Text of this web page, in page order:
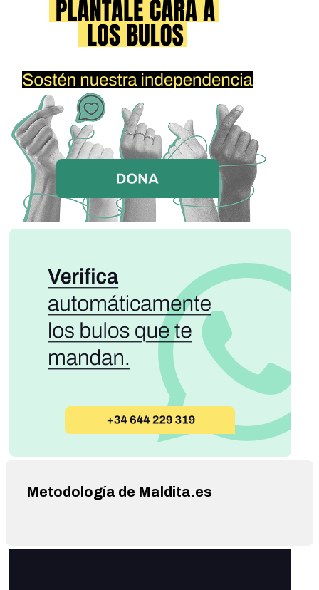
Metodología de Maldita.es